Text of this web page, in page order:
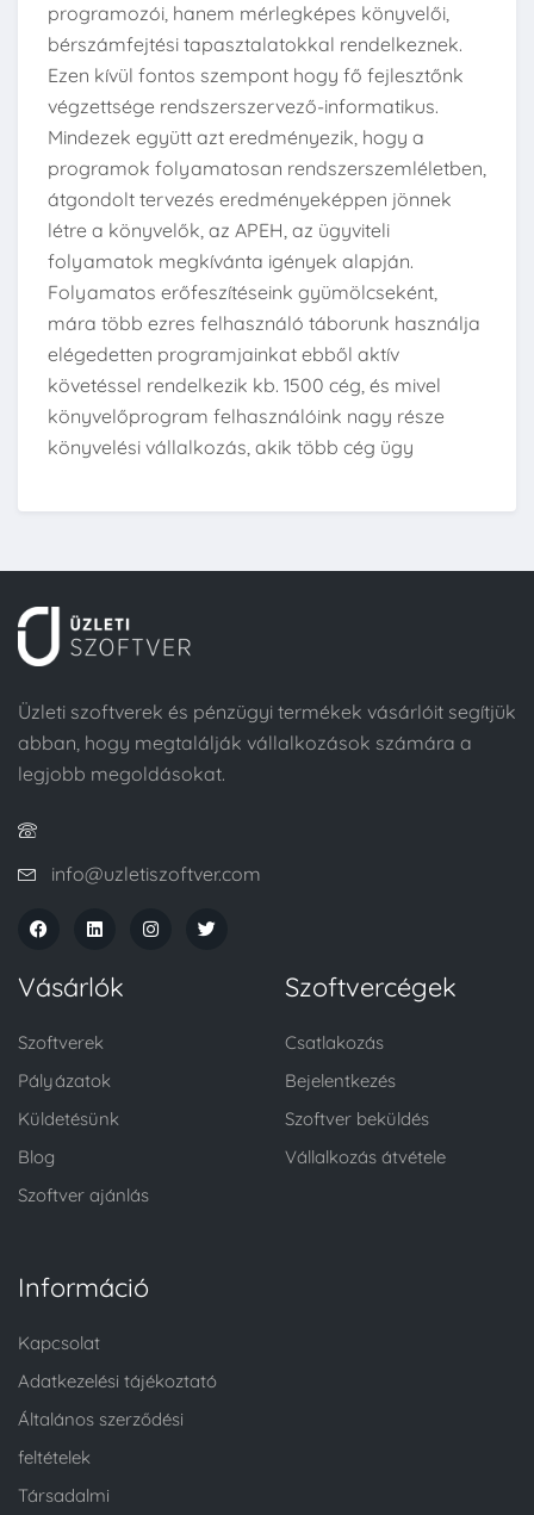
programozói, hanem mérlegképes könyvelői,
bérszámfejtési tapasztalatokkal rendelkeznek.
Ezen kívül fontos szempont hogy fő fejlesztőnk
végzettsége rendszerszervező-informatikus.
Mindezek együtt azt eredményezik, hogy a
programok folyamatosan rendszerszemléletben,
átgondolt tervezés eredményeképpen jönnek
létre a könyvelők, az APEH, az ügyviteli
folyamatok megkívánta igények alapján.
Folyamatos erőfeszítéseink gyümölcseként,
mára több ezres felhasználó táborunk használja
elégedetten programjainkat ebből aktív
követéssel rendelkezik kb. 1500 cég, és mivel
könyvelőprogram felhasználóink nagy része
könyvelési vállalkozás, akik több cég ügy
Üzleti szoftverek és pénzügyi termékek vásárlóit segítjük
abban, hogy megtalálják vállalkozások számára a
legjobb megoldásokat.
info@uzletiszoftver.com
Vásárlók
Szoftverek
Pályázatok
Küldetésünk
Blog
Szoftver ajánlás
Szoftvercégek
Csatlakozás
Bejelentkezés
Szoftver beküldés
Vállalkozás átvétele
Információ
Kapcsolat
Adatkezelési tájékoztató
Általános szerződési
feltételek
Társadalmi